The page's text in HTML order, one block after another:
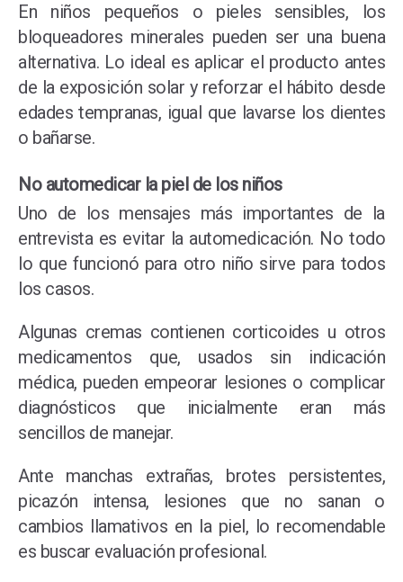
En niños pequeños o pieles sensibles, los
bloqueadores minerales pueden ser una buena
alternativa. Lo ideal es aplicar el producto antes
de la exposición solar y reforzar el hábito desde
edades tempranas, igual que lavarse los dientes
o bañarse.
No automedicar la piel de los niños
Uno de los mensajes más importantes de la
entrevista es evitar la automedicación. No todo
lo que funcionó para otro niño sirve para todos
los casos.
Algunas cremas contienen corticoides u otros
medicamentos que, usados sin indicación
médica, pueden empeorar lesiones o complicar
diagnósticos que inicialmente eran más
sencillos de manejar.
Ante manchas extrañas, brotes persistentes,
picazón intensa, lesiones que no sanan o
cambios llamativos en la piel, lo recomendable
es buscar evaluación profesional.